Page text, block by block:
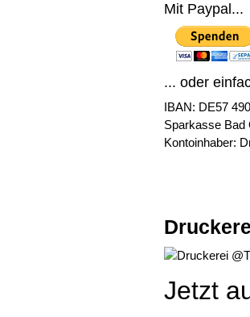
Mit Paypal...
... oder
IBAN: DE57
Sparkasse Bad
Kontoinhaber:
Jetzt